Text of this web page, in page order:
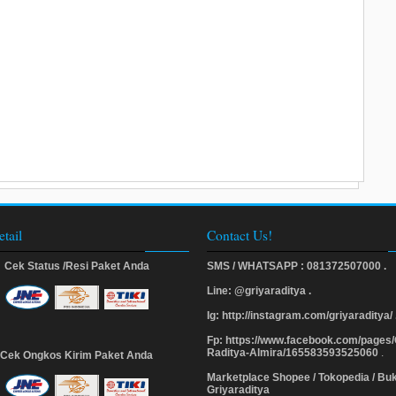
Cek Status /Resi Paket Anda
Cek Ongkos Kirim Paket Anda
Contact Us!
SMS / WHATSAPP : 081372507000 .
Line: @griyaraditya .
Ig: http://instagram.com/griyaraditya/
Fp: https://www.facebook.com/
Raditya-Almira/165583593525060 .
Marketplace Shopee / Tokopedia /
Griyaraditya